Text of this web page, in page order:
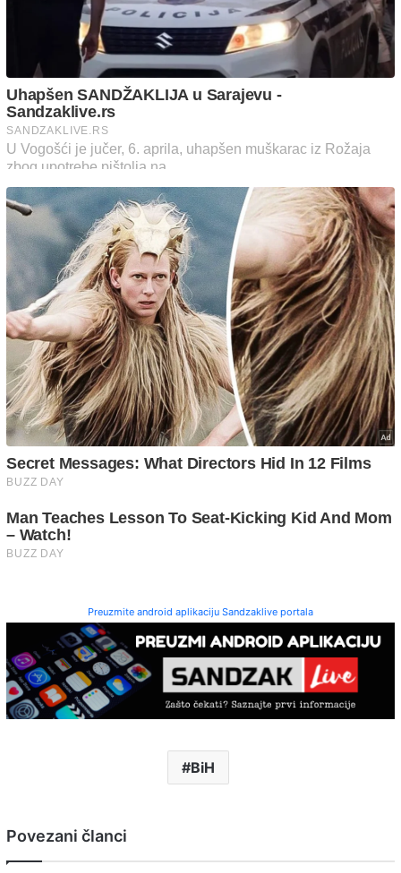
Preuzmite android aplikaciju Sandzaklive portala
BiH
Povezani članci